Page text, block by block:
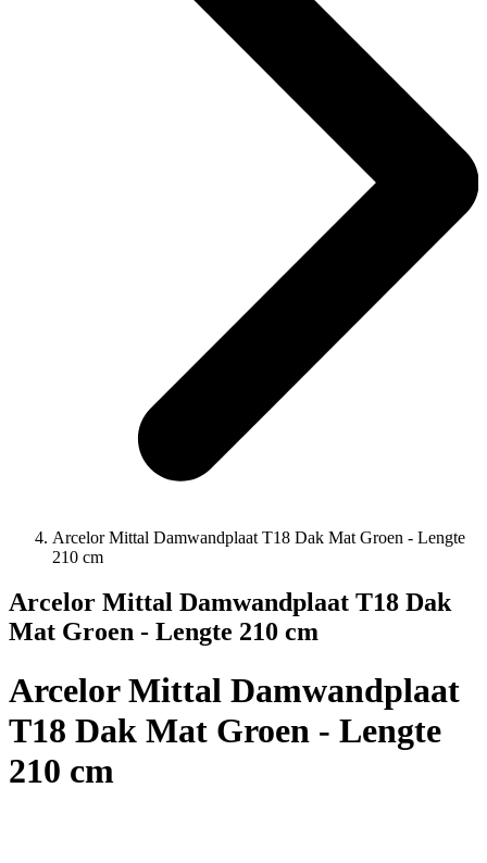
Arcelor Mittal Damwandplaat T18 Dak Mat Groen - Lengte
210 cm
Arcelor Mittal Damwandplaat T18 Dak
Mat Groen - Lengte 210 cm
Arcelor Mittal Damwandplaat
T18 Dak Mat Groen - Lengte
210 cm